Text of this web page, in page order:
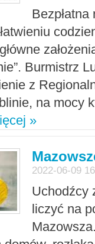
Burmistrz
z
na mocy
»
2022-06-09
Uchodźcy
liczyć na